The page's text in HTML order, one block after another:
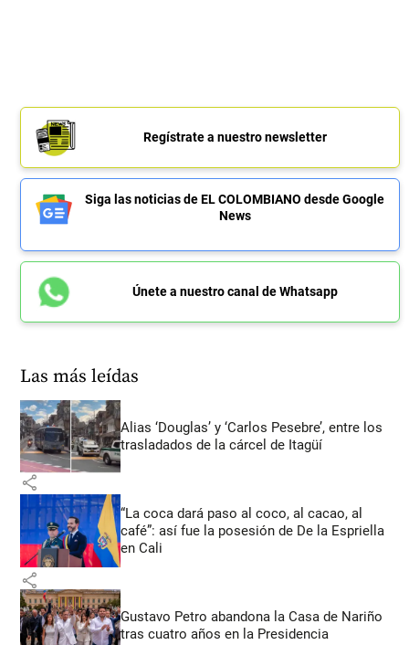
Regístrate a nuestro newsletter
Siga las noticias de EL COLOMBIANO desde Google
News
Únete a nuestro canal de Whatsapp
Las más leídas
Alias ‘Douglas’ y ‘Carlos Pesebre’, entre los
trasladados de la cárcel de Itagüí
share
“La coca dará paso al coco, al cacao, al
café”: así fue la posesión de De la Espriella
en Cali
share
Gustavo Petro abandona la Casa de Nariño
tras cuatro años en la Presidencia